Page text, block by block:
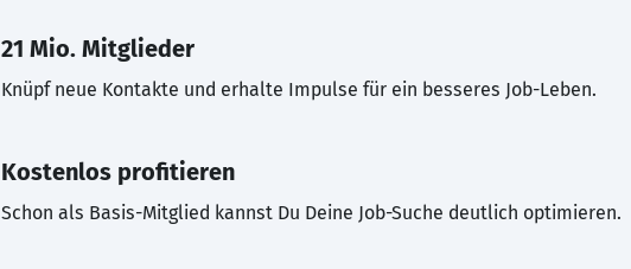
21 Mio. Mitglieder
Knüpf neue Kontakte und erhalte Impulse für ein besseres Job-Leben.
Kostenlos profitieren
Schon als Basis-Mitglied kannst Du Deine Job-Suche deutlich optimieren.